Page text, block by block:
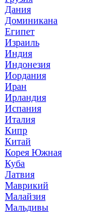
Дания
Доминикана
Египет
Израиль
Индия
Индонезия
Иордания
Иран
Ирландия
Испания
Италия
Кипр
Китай
Корея Южная
Куба
Латвия
Маврикий
Малайзия
Мальдивы